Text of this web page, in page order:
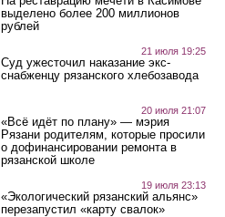
выделено более 200 миллионов
рублей
21 июля 19:25
Суд ужесточил наказание экс-
снабженцу рязанского хлебозавода
20 июля 21:07
«Всё идёт по плану» — мэрия
Рязани родителям, которые просили
о дофинансировании ремонта в
рязанской школе
19 июля 23:13
«Экологический рязанский альянс»
перезапустил «карту свалок»